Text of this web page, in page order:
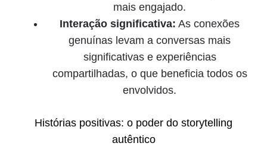
mais engajado.
Interação significativa: As conexões
genuínas levam a conversas mais
significativas e experiências
compartilhadas, o que beneficia todos os
envolvidos.
Histórias positivas: o poder do storytelling
autêntico